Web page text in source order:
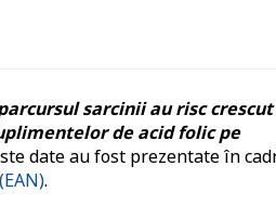
sarcinii au risc crescut
de acid folic pe
date au fost prezentate în
.